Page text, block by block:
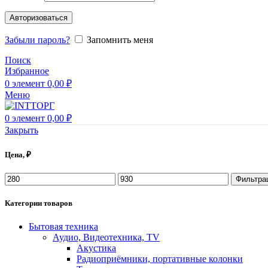
Авторизоваться
Забыли пароль?
Запомнить меня
Поиск
Избранное
0 элемент 0,00 ₽
Меню
0 элемент 0,00 ₽
Закрыть
Цена, ₽
Категории товаров
Бытовая техника
Аудио, Видеотехника, TV
Акустика
Радиоприёмники, портативные колонки